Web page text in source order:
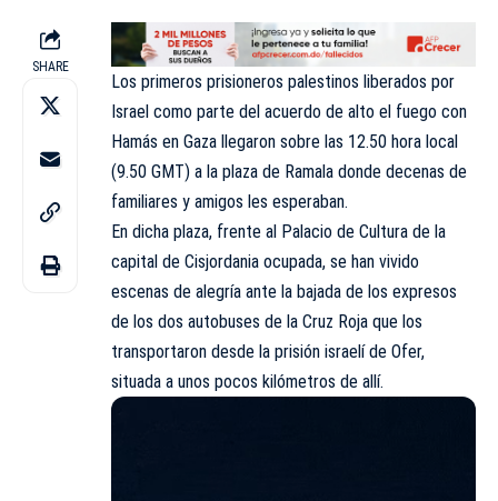
SHARE
Los primeros prisioneros palestinos liberados por
Israel como parte del acuerdo de alto el fuego con
Hamás en Gaza llegaron sobre las 12.50 hora local
(9.50 GMT) a la plaza de Ramala donde decenas de
familiares y amigos les esperaban.
En dicha plaza, frente al Palacio de Cultura de la
capital de Cisjordania ocupada, se han vivido
escenas de alegría ante la bajada de los expresos
de los dos autobuses de la Cruz Roja que los
transportaron desde la prisión israelí de Ofer,
situada a unos pocos kilómetros de allí.